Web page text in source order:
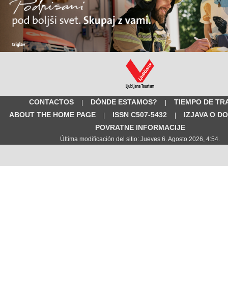
CONTACTOS | DÓNDE ESTAMOS? |
TIEMPO DE
ABOUT THE HOME PAGE
| ISSN C507-5432 |
IZJAVA O
POVRATNE INFORMACIJE
Última modificación del sitio: Jueves 6. Agosto 2026, 4:54.